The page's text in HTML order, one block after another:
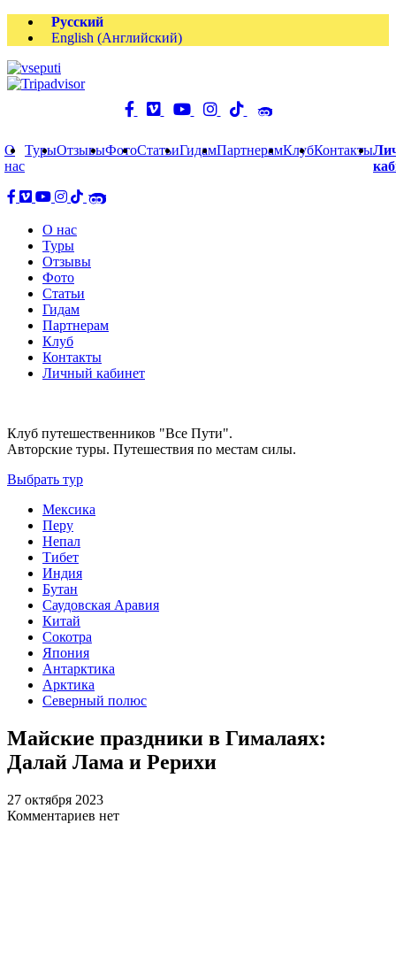
Русский
English (Английский)
О
нас
ТурыОтзывыФотоСтатьиГидамПартнерамКлубКонтакты
О нас
Туры
Отзывы
Фото
Статьи
Гидам
Партнерам
Клуб
Контакты
Личный кабинет
Клуб путешественников "Все Пути".
Авторские туры. Путешествия по местам силы.
Выбрать тур
Мексика
Перу
Непал
Тибет
Индия
Бутан
Саудовская Аравия
Китай
Сокотра
Япония
Антарктика
Арктика
Северный полюс
Майские праздники в Гималаях:
Далай Лама и Рерихи
27 октября 2023
Комментариев нет